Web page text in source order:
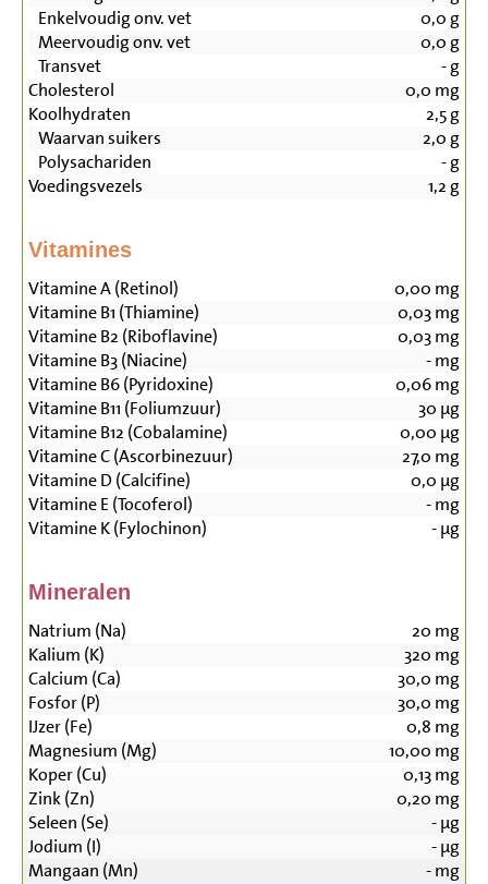
Enkelvoudig onv. vet
0,0 g
Meervoudig onv. vet
0,0 g
Transvet
-g
Cholesterol
0,0 mg
Koolhydraten
2,5g
Waarvan suikers
2,0 g
Polysachariden
-g
Voedingsvezels
1,2 g
Vitamines
Vitamine A (Retinol) 0,00 mg
Vitamine B1 (Thiamine)
0,03mg
Vitamine B2 (Riboflavine)
0,03mg
Vitamine B3 (Niacine)
-mg
Vitamine B6 (Pyridoxine)
0,06mg
Vitamine B11 (Foliumzuur)
30 µg
Vitamine B12 (Cobalamine)
0,00 µg
Vitamine C (Ascorbinezuur)
27,0 mg
Vitamine D (Calcifine)
0,0 µg
Vitamine E (Tocoferol)
-mg
Vitamine K (Fylochinon)
-µg
Mineralen
Natrium (Na) 20 mg
Kalium (K)
320 mg
Calcium (Ca)
30,0 mg
Fosfor (P)
30,0 mg
IJzer (Fe)
0,8 mg
Magnesium (Mg)
10,00 mg
Koper (Cu)
0,13mg
Zink (Zn)
0,20 mg
Seleen (Se)
-µg
Jodium (I)
-µg
Mangaan (Mn)
-mg